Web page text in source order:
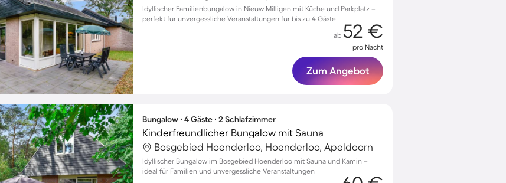
Idyllischer Familienbungalow in Nieuw Milligen mit Küche und Parkplatz –
perfekt für unvergessliche Veranstaltungen für bis zu 4 Gäste
ab 52 €
pro Nacht
Zum Angebot
Bungalow ∙ 4 Gäste ∙ 2 Schlafzimmer
Kinderfreundlicher Bungalow mit Sauna
Bosgebied Hoenderloo, Hoenderloo, Apeldoorn
Idyllischer Bungalow im Bosgebied Hoenderloo mit Sauna und Kamin –
ideal für Familien und unvergessliche Veranstaltungen